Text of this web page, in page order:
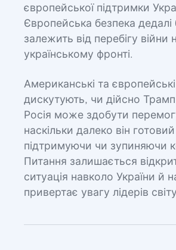
європейської підтримки
Європейська безпека дедалі
залежить від перебігу війни
українському фронті.
Американські та європейські
дискутують, чи дійсно
Росія може здобути перемогу
наскільки далеко він
підтримуючи чи зупиняючи
Питання залишається
ситуація навколо України й
привертає увагу лідерів